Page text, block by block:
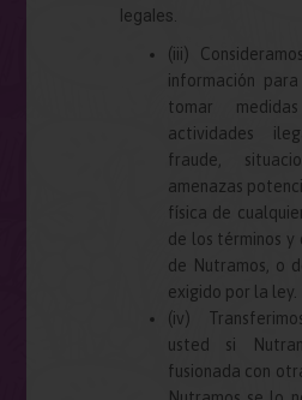
legales.
(iii)
información
tomar
actividades
fraude,
amenazas
física de
de los términos y
de Nutramos , o
exigido por la ley.
(iv)
usted si
fusionada con